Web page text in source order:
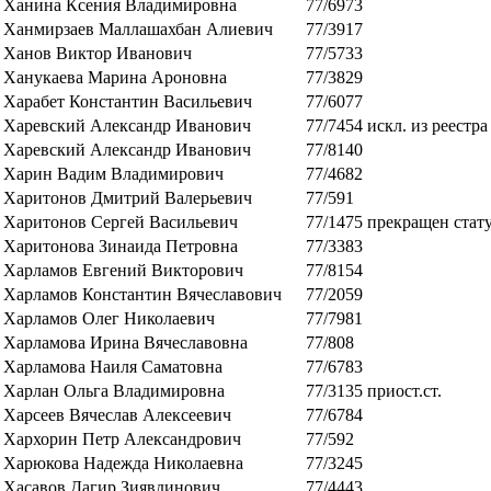
Ханина Ксения Владимировна
77/6973
Ханмирзаев Маллашахбан Алиевич
77/3917
Ханов Виктор Иванович
77/5733
Ханукаева Марина Ароновна
77/3829
Харабет Константин Васильевич
77/6077
Харевский Александр Иванович
77/7454 искл. из реестра
Харевский Александр Иванович
77/8140
Харин Вадим Владимирович
77/4682
Харитонов Дмитрий Валерьевич
77/591
Харитонов Сергей Васильевич
77/1475 прекращен
Харитонова Зинаида Петровна
77/3383
Харламов Евгений Викторович
77/8154
Харламов Константин Вячеславович
77/2059
Харламов Олег Николаевич
77/7981
Харламова Ирина Вячеславовна
77/808
Харламова Наиля Саматовна
77/6783
Харлан Ольга Владимировна
77/3135 приост.ст.
Харсеев Вячеслав Алексеевич
77/6784
Хархорин Петр Александрович
77/592
Харюкова Надежда Николаевна
77/3245
Хасавов Дагир Зиявдинович
77/4443